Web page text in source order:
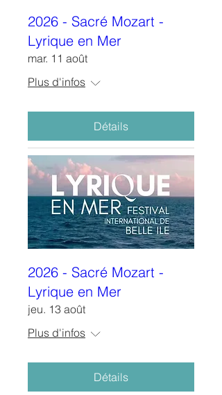
2026 - Sacré Mozart -
Lyrique en Mer
mar. 11 août
Plus d'infos
Détails
2026 - Sacré Mozart -
Lyrique en Mer
jeu. 13 août
Plus d'infos
Détails